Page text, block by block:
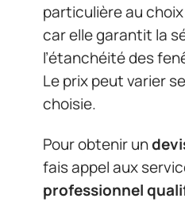
particulière au choix
car elle garantit la
l’étanchéité des
Le prix peut varier
choisie.
Pour obtenir un
fais appel aux
professionnel